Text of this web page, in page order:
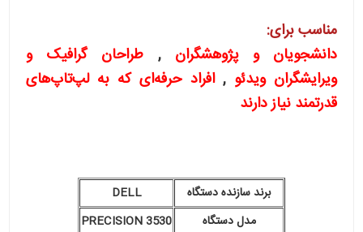
مناسب برای:
دانشجویان و پژوهشگران, طراحان گرافیک و
ویرایشگران ویدئو, افراد حرفه‌ای که به لپ‌تاپ‌های
قدرتمند نیاز دارند
برند سازنده دستگاه
DELL
مدل دستگاه
PRECISION 3530